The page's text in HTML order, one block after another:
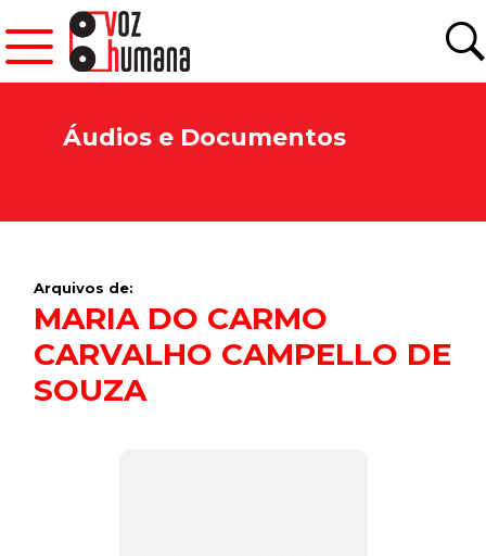
Áudios e Documentos
Arquivos de:
MARIA DO CARMO
CARVALHO CAMPELLO DE
SOUZA